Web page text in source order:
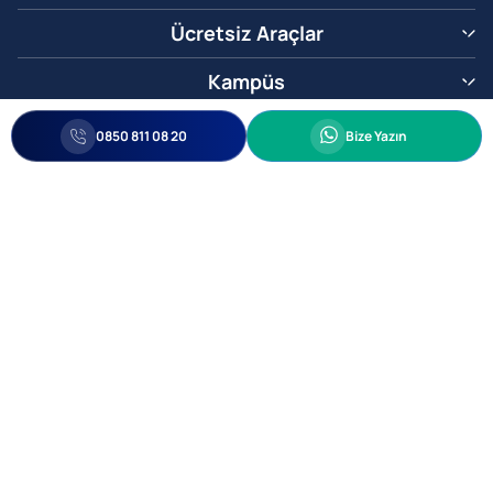
Ücretsiz Araçlar
Kampüs
0850 811 08 20 Whatsapp
Bize Yazın
0850 811 08 20